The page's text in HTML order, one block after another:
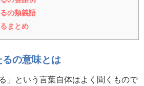
の類義語
まとめ
の意味とは
」という言葉自体はよく聞くもので